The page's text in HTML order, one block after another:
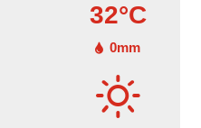
32°C
0mm